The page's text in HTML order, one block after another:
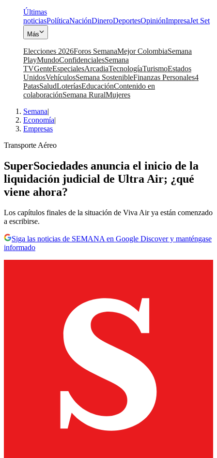
Últimas
noticiasPolíticaNaciónDineroDeportesOpiniónImpresaJet Set
Más
Elecciones 2026Foros SemanaMejor ColombiaSemana
PlayMundoConfidencialesSemana
TVGenteEspecialesArcadiaTecnologíaTurismoEstados
UnidosVehículosSemana SostenibleFinanzas Personales4
PatasSaludLoteríasEducaciónContenido en
colaboraciónSemana RuralMujeres
Semana|
Economía|
Empresas
Transporte Aéreo
SuperSociedades anuncia el inicio de la
liquidación judicial de Ultra Air; ¿qué
viene ahora?
Los capítulos finales de la situación de Viva Air ya están comenzado
a escribirse.
Siga las noticias de SEMANA en Google Discover y manténgase
informado